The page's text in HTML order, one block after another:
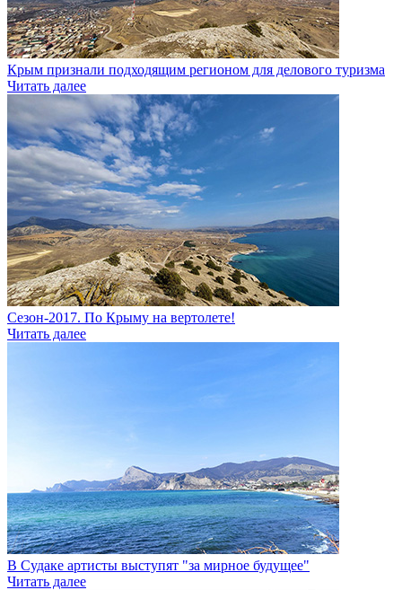
Крым признали подходящим регионом для делового туризма
Читать далее
Сезон-2017. По Крыму на вертолете!
Читать далее
В Судаке артисты выступят "за мирное будущее"
Читать далее